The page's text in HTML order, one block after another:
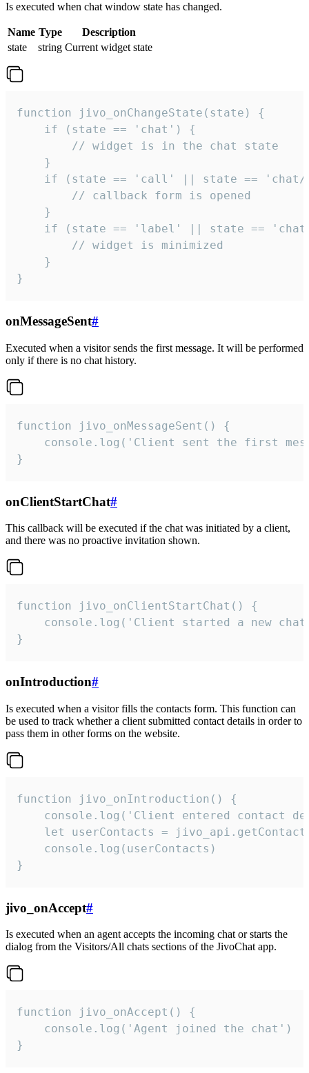
Is executed when chat window state has changed.
Name Type
Description
state
string Current widget state
function jivo_onChangeState(state) {
    if (state == 'chat') {
        // widget is in the chat state
    }
if (state == 'call' || state ==
        // callback form is opened
    }
if (state == 'label' || state ==
        // widget is minimized
    }
}
onMessageSent#
Executed when a visitor sends the first message. It will be performed
only if there is no chat history.
function jivo_onMessageSent() {
console.log('Client sent the first
}
onClientStartChat#
This callback will be executed if the chat was initiated by a client,
and there was no proactive invitation shown.
function jivo_onClientStartChat() {
console.log('Client started a new
}
onIntroduction#
Is executed when a visitor fills the contacts form. This function can
be used to track whether a client submitted contact details in order to
pass them in other forms on the website.
function jivo_onIntroduction() {
console.log('Client entered contact
let userContacts =
    console.log(userContacts)
}
jivo_onAccept#
Is executed when an agent accepts the incoming chat or starts the
dialog from the Visitors/All chats sections of the JivoChat app.
function jivo_onAccept() {
}